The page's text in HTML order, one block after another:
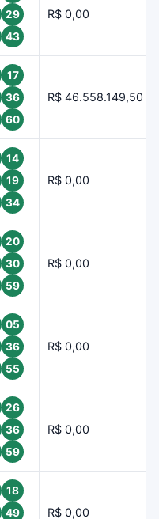
29
43
R$ 0,00
17
36
60
R$ 46.558.149,50
14
19
34
R$ 0,00
20
30
59
R$ 0,00
05
36
55
R$ 0,00
26
36
59
R$ 0,00
18
49
R$ 0,00